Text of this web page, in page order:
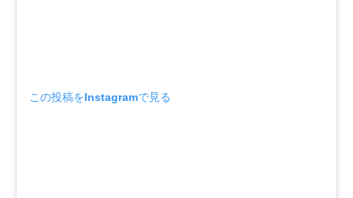
この投稿をInstagramで見る